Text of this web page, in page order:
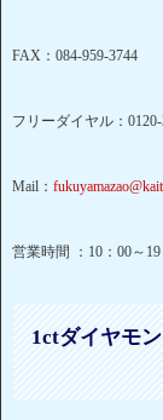
FAX：084-959-3744
フリーダイヤル：0120-
Mail：
営業時間 ：10：00～
1ctダイヤモ